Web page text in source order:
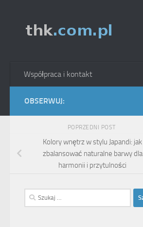
Współpraca i kontakt
OBSERWUJ:
POPRZEDNI POST
Kolory wnętrz w stylu Japandi: jak
zbalansować naturalne barwy dla
harmonii i przytulności
Szukaj: